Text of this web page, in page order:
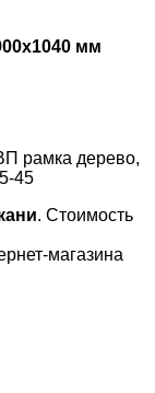
мм
рамка дерево,
45
. Стоимость
магазина